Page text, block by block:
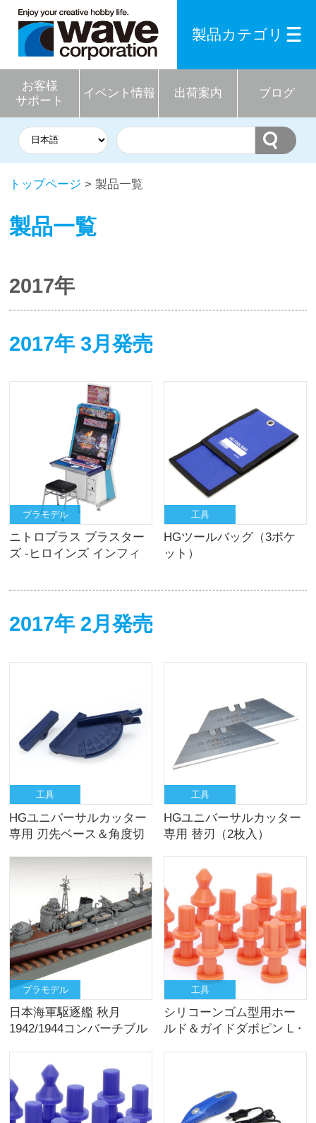
お客様
サポート
イベント情報 出荷案内 ブログ
製品カテゴリ
トップページ > 製品一覧
製品一覧
2017年
2017年 3月発売
プラモデル
ニトロプラス ブラスター
ズ -ヒロインズ インフィ
工具
HGツールバッグ（3ポケ
ット）
2017年 2月発売
工具
HGユニバーサルカッター
専用 刃先ベース＆角度切
工具
HGユニバーサルカッター
専用 替刃（2枚入）
プラモデル
日本海軍駆逐艦 秋月
1942/1944コンバーチブル
工具
シリコーンゴム型用ホー
ルド＆ガイドダボピン L・